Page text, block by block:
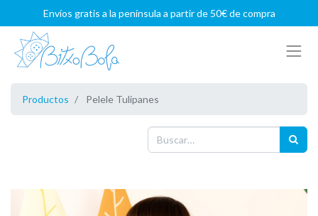
Envíos gratis a la península a partir de 50€ de compra
Productos Pelele Tulipanes